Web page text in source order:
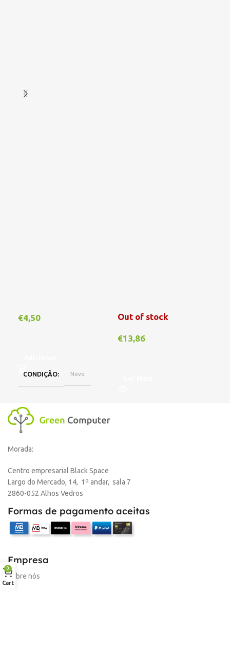
€4,50
CONDIÇÃO Novo
Out of stock
€13,86
Morada:
Centro empresarial Black Space
Largo do Mercado, 14, 1º andar, sala 7
2860-052 Alhos Vedros
Formas de pagamento aceitas
Empresa
Sobre nós
0
Cart